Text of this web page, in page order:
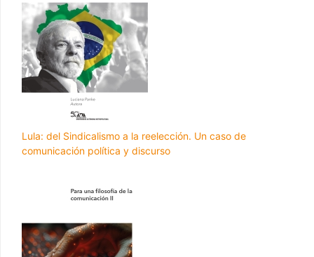
Lula: del Sindicalismo a la reelección. Un caso de
comunicación política y discurso